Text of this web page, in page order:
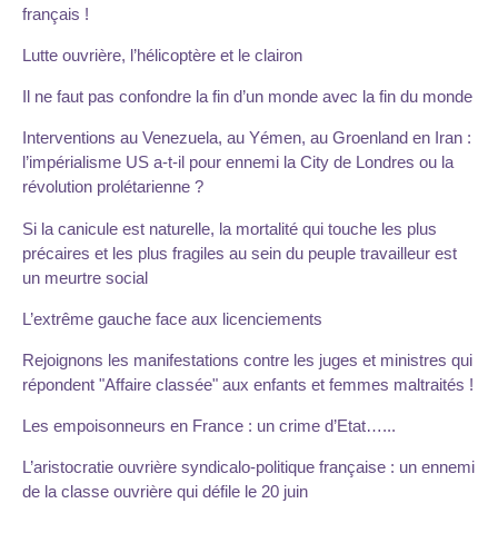
français !
Lutte ouvrière, l’hélicoptère et le clairon
Il ne faut pas confondre la fin d’un monde avec la fin du monde
Interventions au Venezuela, au Yémen, au Groenland en Iran :
l’impérialisme US a-t-il pour ennemi la City de Londres ou la
révolution prolétarienne ?
Si la canicule est naturelle, la mortalité qui touche les plus
précaires et les plus fragiles au sein du peuple travailleur est
un meurtre social
L’extrême gauche face aux licenciements
Rejoignons les manifestations contre les juges et ministres qui
répondent "Affaire classée" aux enfants et femmes maltraités !
Les empoisonneurs en France : un crime d’Etat…...
L’aristocratie ouvrière syndicalo-politique française : un ennemi
de la classe ouvrière qui défile le 20 juin